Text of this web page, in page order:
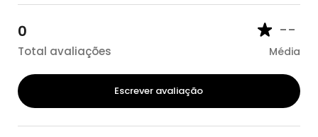
0
Total avaliações
--
Média
Escrever avaliação